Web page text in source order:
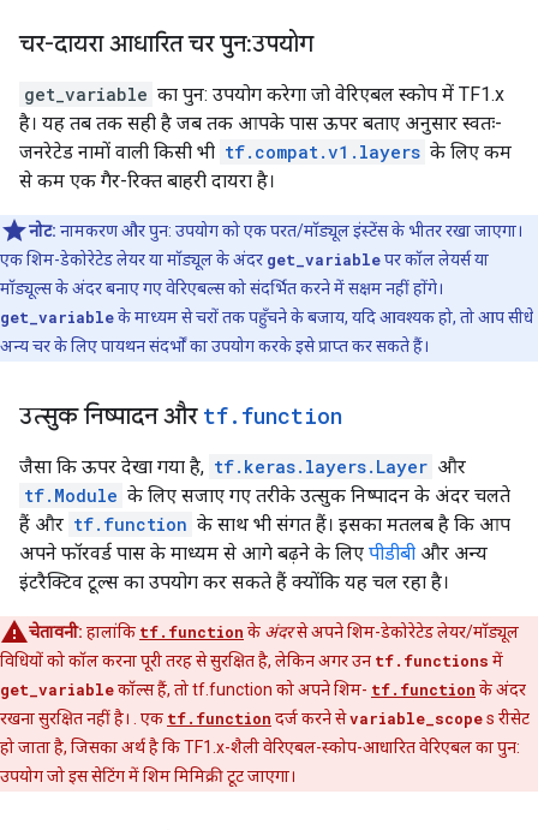
चर-दायरा आधारित चर पुन: उपयोग
get_variable का पुन: उपयोग करेगा जो वेरिएबल स्कोप में TF1.x
है। यह तब तक सही है जब तक आपके पास ऊपर बताए अनुसार स्वतः-
जनरेटेड नामों वाली किसी भी tf.compat.v1.layers के लिए कम
से कम एक गैर-रिक्त बाहरी दायरा है।
नोट: नामकरण और पुन: उपयोग को एक परत/मॉड्यूल इंस्टेंस के भीतर रखा जाएगा।
एक शिम-डेकोरेटेड लेयर या मॉड्यूल के अंदर get_variableपर कॉल लेयर्स या
मॉड्यूल्स के अंदर बनाए गए वेरिएबल्स को संदर्भित करने में सक्षम नहीं होंगे।
get_variableके माध्यम से चरों तक पहुँचने के बजाय, यदि आवश्यक हो, तो आप सीधे
अन्य चर के लिए पायथन संदर्भों का उपयोग करके इसे प्राप्त कर सकते हैं।
उत्सुक निष्पादन और tf. function
जैसा कि ऊपर देखा गया है, tf.keras.layers.Layer और
tf.Module के लिए सजाए गए तरीके उत्सुक निष्पादन के अंदर चलते
हैं और tf.function के साथ भी संगत हैं। इसका मतलब है कि आप
अपने फॉरवर्ड पास के माध्यम से आगे बढ़ने के लिए पीडीबी और अन्य
इंटरैक्टिव टूल्स का उपयोग कर सकते हैं क्योंकि यह चल रहा है।
चेतावनी: हालांकि tf.function के अंदरसे अपने शिम-डेकोरेटेड लेयर/मॉड्यूल
विधियों को कॉल करना पूरी तरह से सुरक्षित है, लेकिन अगर उन tf.functions में
get_variableकॉल्स हैं, तो tf.function को अपने शिम- tf.function के अंदर
रखना सुरक्षित नहीं है। . एक tf.function दर्ज करने सेvariable_scopes रीसेट
हो जाता है, जिसका अर्थ है कि TF1.x-शैली वेरिएबल-स्कोप-आधारित वेरिएबल का पुन:
उपयोग जो इस सेटिंग में शिम मिमिक्री टूट जाएगा।